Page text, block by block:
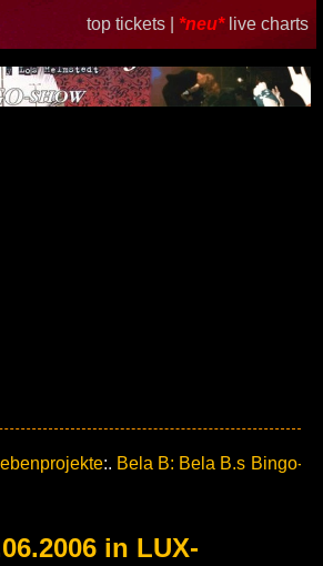
top tickets | *neu* live charts
:. Bela B: Bela B.s Bingo-
in LUX-